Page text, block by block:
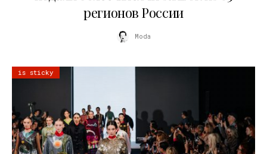
регионов России
Moda
is sticky